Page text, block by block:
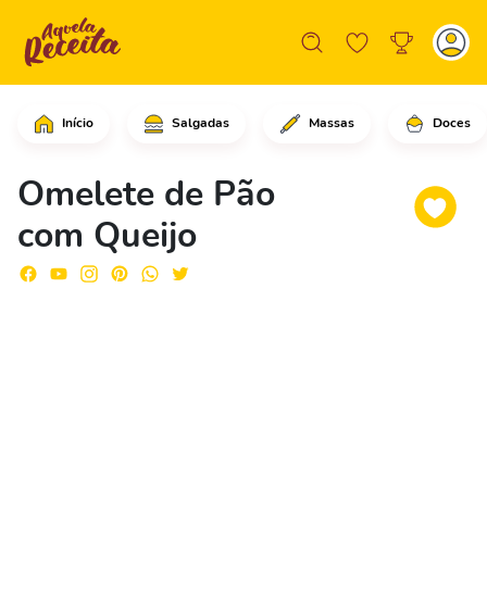
Início Salgadas Massas Doces
Omelete de Pão
com Queijo
Comece cortando as fatias de pão